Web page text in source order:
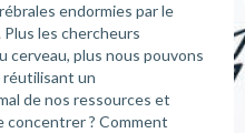
endormies par le
les chercheurs
cerveau, plus nous pouvons
un
de nos ressources et
concentrer ? Comment